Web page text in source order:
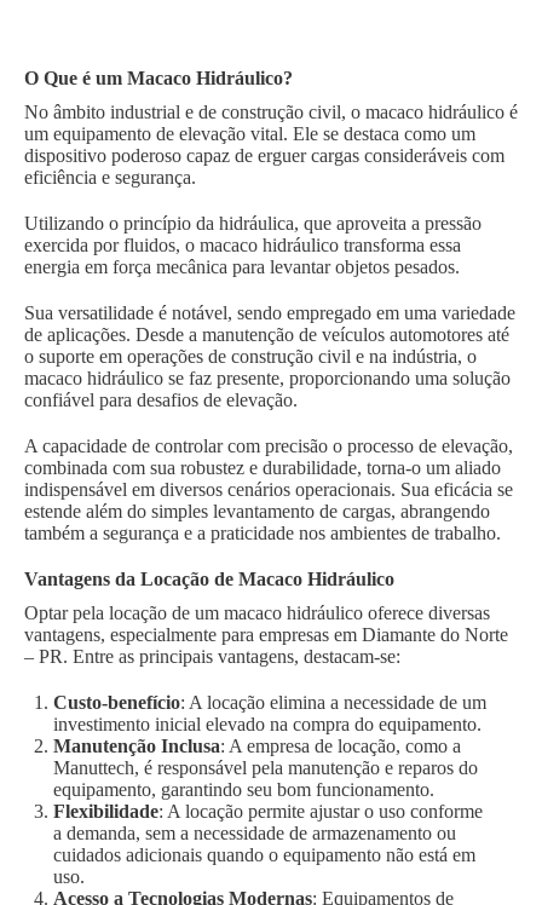
O Que é um Macaco Hidráulico?
No âmbito industrial e de construção civil, o macaco hidráulico é
um equipamento de elevação vital. Ele se destaca como um
dispositivo poderoso capaz de erguer cargas consideráveis com
eficiência e segurança.
Utilizando o princípio da hidráulica, que aproveita a pressão
exercida por fluidos, o macaco hidráulico transforma essa
energia em força mecânica para levantar objetos pesados.
Sua versatilidade é notável, sendo empregado em uma variedade
de aplicações. Desde a manutenção de veículos automotores até
o suporte em operações de construção civil e na indústria, o
macaco hidráulico se faz presente, proporcionando uma solução
confiável para desafios de elevação.
A capacidade de controlar com precisão o processo de elevação,
combinada com sua robustez e durabilidade, torna-o um aliado
indispensável em diversos cenários operacionais. Sua eficácia se
estende além do simples levantamento de cargas, abrangendo
também a segurança e a praticidade nos ambientes de trabalho.
Vantagens da Locação de Macaco Hidráulico
Optar pela locação de um macaco hidráulico oferece diversas
vantagens, especialmente para empresas em Diamante do Norte
– PR. Entre as principais vantagens, destacam-se:
Custo-benefício: A locação elimina a necessidade de um
investimento inicial elevado na compra do equipamento.
Manutenção Inclusa: A empresa de locação, como a
Manuttech, é responsável pela manutenção e reparos do
equipamento, garantindo seu bom funcionamento.
Flexibilidade: A locação permite ajustar o uso conforme
a demanda, sem a necessidade de armazenamento ou
cuidados adicionais quando o equipamento não está em
uso.
Acesso a Tecnologias Modernas: Equipamentos de